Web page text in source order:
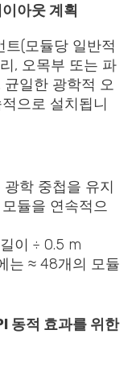
아웃 계획
(모듈당 일반적
, 오목부 또는 파
일한 광학적 오
으로 설치됩니
학 중첩을 유지
듈을 연속적으
이 ÷ 0.5 m
는 ≈ 48개의 모듈
동적 효과를 위한